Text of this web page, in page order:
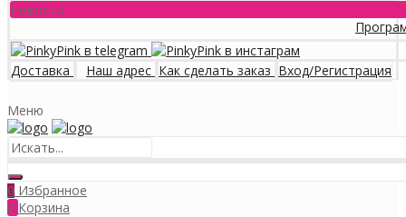
Новости
Программа
Доставка Наш адрес Как сделать заказ Вход/Регистрация
Меню
0 Избранное
0 Корзина